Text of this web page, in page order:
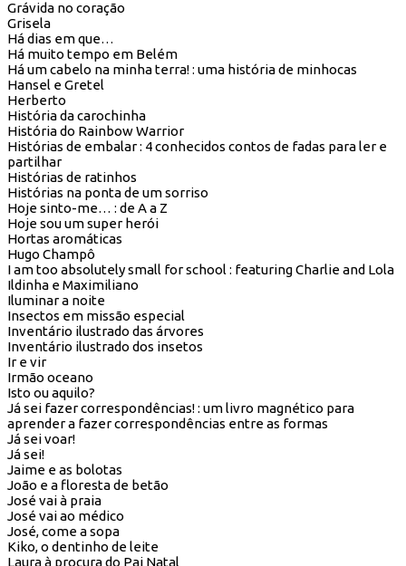
Grávida no coração
Grisela
Há dias em que…
Há muito tempo em Belém
Há um cabelo na minha terra! : uma história de minhocas
Hansel e Gretel
Herberto
História da carochinha
História do Rainbow Warrior
Histórias de embalar : 4 conhecidos contos de fadas para ler e
partilhar
Histórias de ratinhos
Histórias na ponta de um sorriso
Hoje sinto-me… : de A a Z
Hoje sou um super herói
Hortas aromáticas
Hugo Champô
I am too absolutely small for school : featuring Charlie and Lola
Ildinha e Maximiliano
Iluminar a noite
Insectos em missão especial
Inventário ilustrado das árvores
Inventário ilustrado dos insetos
Ir e vir
Irmão oceano
Isto ou aquilo?
Já sei fazer correspondências! : um livro magnético para
aprender a fazer correspondências entre as formas
Já sei voar!
Já sei!
Jaime e as bolotas
João e a floresta de betão
José vai à praia
José vai ao médico
José, come a sopa
Kiko, o dentinho de leite
Laura à procura do Pai Natal